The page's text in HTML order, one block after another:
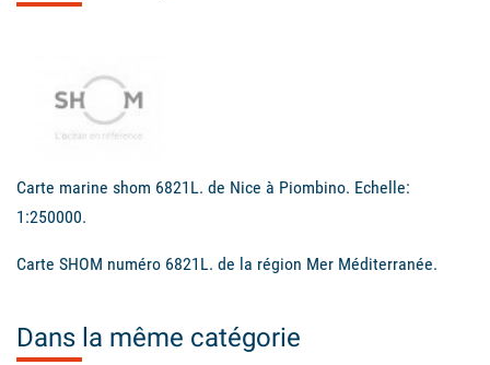
Carte marine shom 6821L. de Nice à Piombino. Echelle:
1:250000.
Carte SHOM numéro 6821L. de la région Mer Méditerranée.
Dans la même catégorie